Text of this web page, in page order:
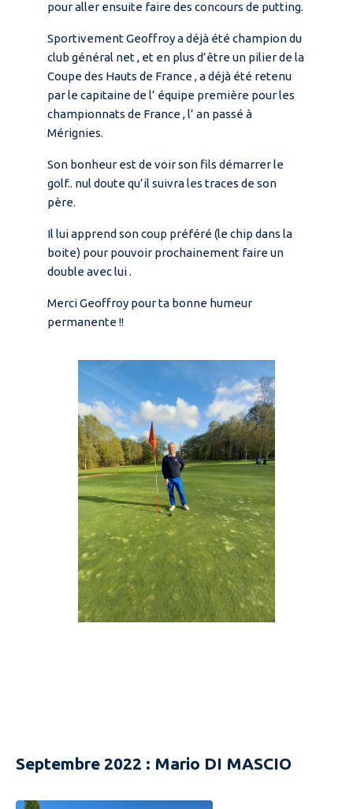
pour aller ensuite faire des concours de putting.
Sportivement Geoffroy a déjà été champion du
club général net , et en plus d’être un pilier de la
Coupe des Hauts de France , a déjà été retenu
par le capitaine de l’ équipe première pour les
championnats de France , l’ an passé à
Mérignies.
Son bonheur est de voir son fils démarrer le
golf.. nul doute qu’il suivra les traces de son
père.
Il lui apprend son coup préféré (le chip dans la
boite) pour pouvoir prochainement faire un
double avec lui .
Merci Geoffroy pour ta bonne humeur
permanente !!
Septembre 2022 : Mario DI MASCIO